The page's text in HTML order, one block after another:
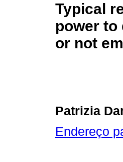
Typical
power to
or not
Patrizia
Endereço